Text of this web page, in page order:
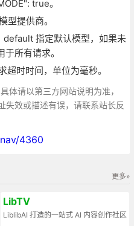
true。
型提供商。
default 指定默认模型，如果未
所有请求。
超时时间，单位为毫秒。
体请以第三方网站说明为准，
失效或描述有误，请联系站长反
4360
更多»
LibTV
LiblibAI 打造的一站式 AI 内容创作社区